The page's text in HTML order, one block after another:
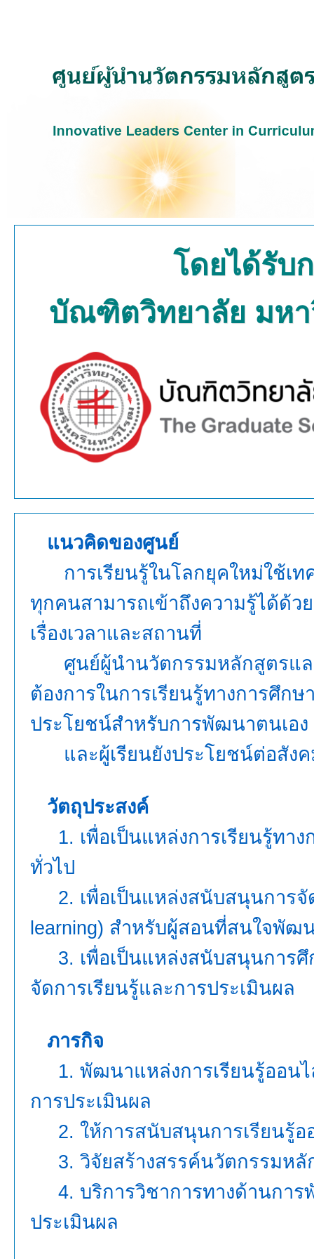
โดยได้รับ
บัณฑิตวิทยาลัย มห
แนวคิดของศูนย์
การเรียนรู้ในโลกยุคใหม่ใช้เท
ทุกคนสามารถเข้าถึงความรู้ได้ด้ว
เรื่องเวลาและสถานที่
ศูนย์ผู้นำนวัตกรรมหลักสูตรแ
ต้องการในการเรียนรู้ทางการศึก
ประโยชน์สำหรับการพัฒนาตนเอง
และผู้เรียนยังประโยชน์ต่อสัง
วัตถุประสงค์
1. เพื่อเป็นแหล่งการเรียนรู้ทาง
ทั่วไป
2. เพื่อเป็นแหล่งสนับสนุนการจั
learning) สำหรับผู้สอนที่สนใจพัฒ
3. เพื่อเป็นแหล่งสนับสนุนการศึ
จัดการเรียนรู้และการประเมินผล
ภารกิจ
1. พัฒนาแหล่งการเรียนรู้ออน
การประเมินผล
2. ให้การสนับสนุนการเรียนรู้อ
3. วิจัยสร้างสรรค์นวัตกรรมหลั
4. บริการวิชาการทางด้านกา
ประเมินผล